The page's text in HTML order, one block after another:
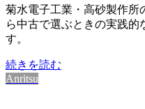
菊水電子工業・高砂製作所
ら中古で選ぶときの実践的
す。
続きを読む
Anritsu